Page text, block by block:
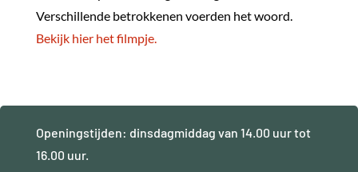
Verschillende betrokkenen voerden het woord.
Bekijk hier het filmpje.
Openingstijden: dinsdagmiddag van 14.00 uur tot
16.00 uur.